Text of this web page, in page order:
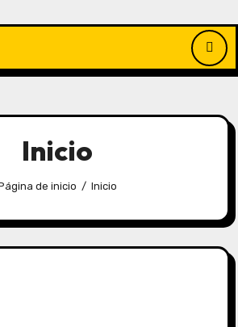
Inicio
de inicio Inicio